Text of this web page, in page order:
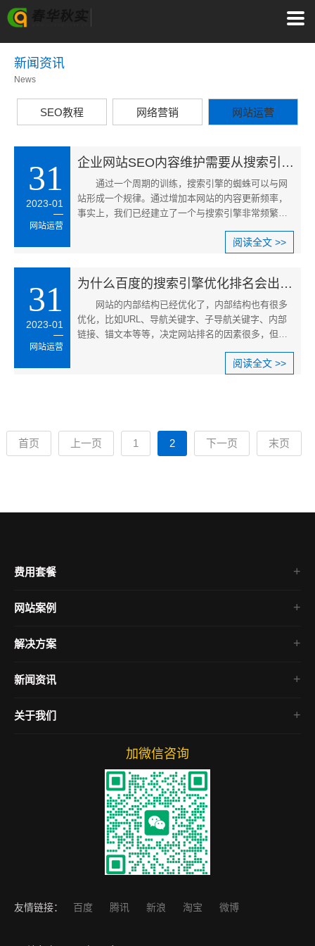
新闻资讯
News
SEO教程 网络营销 网站运营
31
2023-01
网站运营
企业网站SEO内容维护需要从搜索引擎优化的角度考虑更新
通过一个周期的训练，搜索引擎的蜘蛛可以与网
站形成一个规律。通过增加本网站的内容更新频率，
事实上，我们已经建立了一个与搜索引擎非常频繁的
阅读全文 >>
31
2023-01
网站运营
为什么百度的搜索引擎优化排名会出现波动？
网站的内部结构已经优化了，内部结构也有很多
优化，比如URL、导航关键字、子导航关键字、内部
链接、锚文本等等，决定网站排名的因素很多，但谁
靠这个吃饭的，所以啊，如果仅仅靠这些排名，就不
阅读全文 >>
首页 上一页 1 2 下一页 末页
费用套餐
网站案例
企业官网
房产网站
解决方案
新闻资讯
SEO教程
关于我们
加微信咨询
友情链接： 百度 腾讯 新浪 淘宝 微博